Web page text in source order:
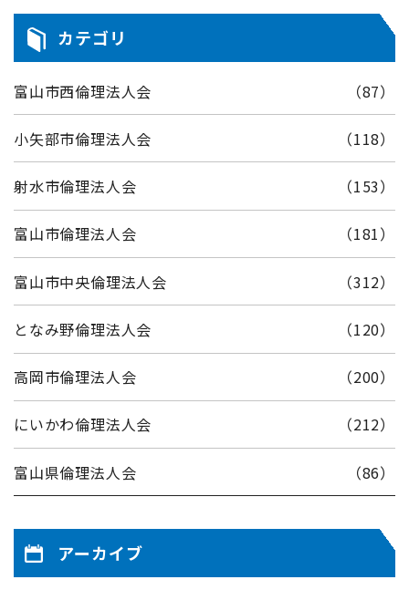
カテゴリ
富山市西倫理法人会 （87）
小矢部市倫理法人会 （118）
射水市倫理法人会 （153）
富山市倫理法人会 （181）
富山市中央倫理法人会 （312）
となみ野倫理法人会 （120）
高岡市倫理法人会 （200）
にいかわ倫理法人会 （212）
富山県倫理法人会 （86）
アーカイブ